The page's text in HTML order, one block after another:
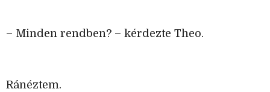
– Minden rendben? – kérdezte Theo.
Ránéztem.